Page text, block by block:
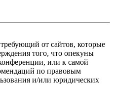
от сайтов, которые
того, что опекуны
или к самой
по правовым
и/или юридических